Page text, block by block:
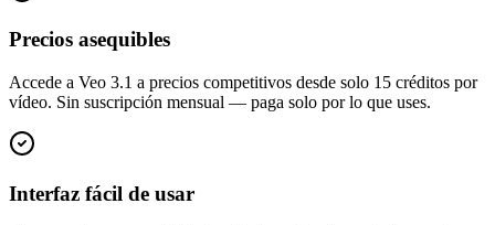
Precios asequibles
Accede a Veo 3.1 a precios competitivos desde solo 15 créditos por
vídeo. Sin suscripción mensual — paga solo por lo que uses.
Interfaz fácil de usar